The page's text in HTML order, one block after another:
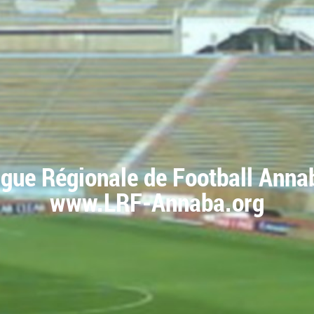
Régionale de Football
www.LRF-Annaba.org